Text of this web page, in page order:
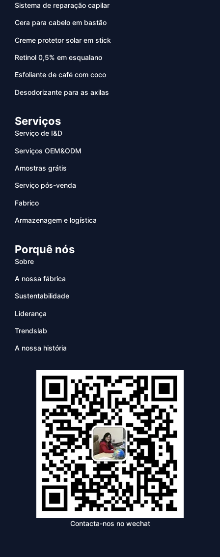
Sistema de reparação capilar
Cera para cabelo em bastão
Creme protetor solar em stick
Retinol 0,5% em esqualano
Esfoliante de café com coco
Desodorizante para as axilas
Serviços
Serviço de I&D
Serviços OEM&ODM
Amostras grátis
Serviço pós-venda
Fabrico
Armazenagem e logística
Porquê nós
Sobre
A nossa fábrica
Sustentabilidade
Liderança
Trendslab
A nossa história
Contacta-nos no wechat